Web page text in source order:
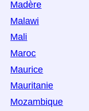
Madère
Malawi
Mali
Maroc
Maurice
Mauritanie
Mozambique